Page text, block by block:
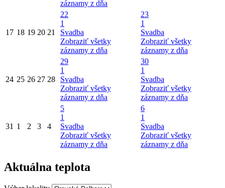
záznamy z dňa
17 18 19 20 21
22
1
Svadba
Zobraziť všetky
záznamy z dňa
23
1
Svadba
Zobraziť všetky
záznamy z dňa
24 25 26 27 28
29
1
Svadba
Zobraziť všetky
záznamy z dňa
30
1
Svadba
Zobraziť všetky
záznamy z dňa
31 1 2 3 4
5
1
Svadba
Zobraziť všetky
záznamy z dňa
6
1
Svadba
Zobraziť všetky
záznamy z dňa
Aktuálna teplota